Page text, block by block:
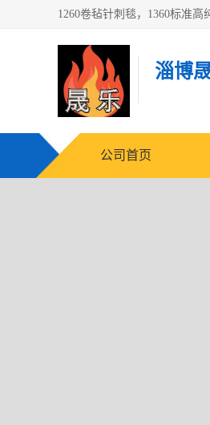
淄博
公司首页